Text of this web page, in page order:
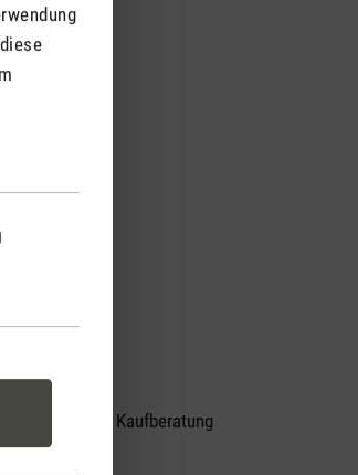
Persönliche Kaufberatung
per Telefon